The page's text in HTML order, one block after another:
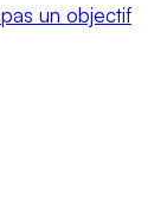
un objectif